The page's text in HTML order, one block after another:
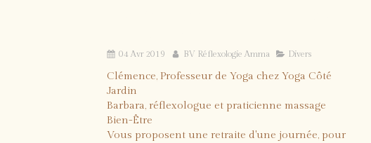
04 Avr 2019 BV Réflexologie Amma Divers
Clémence, Professeur de Yoga chez Yoga Côté
Jardin
Barbara, réflexologue et praticienne massage
Bien-Être
Vous proposent une retraite d'une journée, pour